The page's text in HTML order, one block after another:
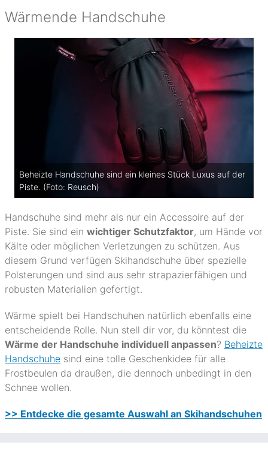
Wärmende Handschuhe
Beheizte Handschuhe sind ein kleines Stück Luxus auf der
Piste. (Foto: Reusch)
Handschuhe sind mehr als nur ein Accessoire auf der
Piste. Sie sind ein wichtiger Schutzfaktor, um Hände vor
Kälte oder möglichen Verletzungen zu schützen. Aus
diesem Grund verfügen Skihandschuhe über spezielle
Polsterungen und sind aus sehr strapazierfähigen und
robusten Materialien gefertigt.
Wärme spielt bei Handschuhen natürlich ebenfalls eine
entscheidende Rolle. Nun stell dir vor, du könntest die
Wärme der Handschuhe individuell anpassen? Beheizte
Handschuhe sind eine tolle Geschenkidee für alle
Frostbeulen da draußen, die dennoch unbedingt in den
Schnee wollen.
>> Entdecke die gesamte Auswahl an Skihandschuhen